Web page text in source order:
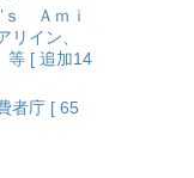
ｓ Ａｍｉ
リイン、
等 [ 追加14
者庁 [ 65